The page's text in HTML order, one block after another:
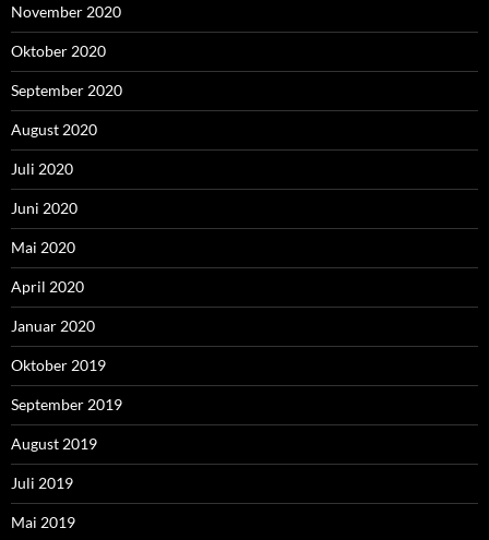
November 2020
Oktober 2020
September 2020
August 2020
Juli 2020
Juni 2020
Mai 2020
April 2020
Januar 2020
Oktober 2019
September 2019
August 2019
Juli 2019
Mai 2019